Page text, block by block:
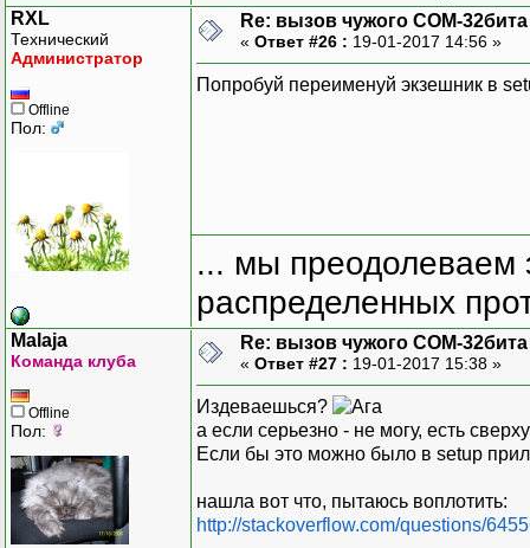
RXL
Технический
Администратор
Offline
Пол:
Re: вызов чужого COM-
« Ответ #26 : 19-01-2017 14:56 »
Попробуй переименуй экзешник в
... мы преодолеваем
распределенных
Malaja
Команда клуба
Offline
Пол:
Re: вызов чужого COM-
« Ответ #27 : 19-01-2017 15:38 »
Издеваешься?
а если серьезно - не могу, есть
Если бы это можно было в setup
нашла вот что, пытаюсь воплотить:
http://stackoverflow.com/questions/